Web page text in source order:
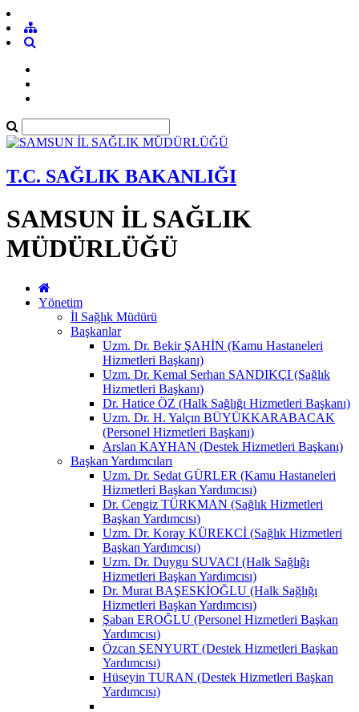
T.C. SAĞLIK BAKANLIĞI
SAMSUN İL SAĞLIK
MÜDÜRLÜĞÜ
Yönetim
İl Sağlık Müdürü
Başkanlar
Uzm. Dr. Bekir ŞAHİN (Kamu Hastaneleri
Hizmetleri Başkanı)
Uzm. Dr. Kemal Serhan SANDIKÇI (Sağlık
Hizmetleri Başkanı)
Dr. Hatice ÖZ (Halk Sağlığı Hizmetleri Başkanı)
Uzm. Dr. H. Yalçın BÜYÜKKARABACAK
(Personel Hizmetleri Başkanı)
Arslan KAYHAN (Destek Hizmetleri Başkanı)
Başkan Yardımcıları
Uzm. Dr. Sedat GÜRLER (Kamu Hastaneleri
Hizmetleri Başkan Yardımcısı)
Dr. Cengiz TÜRKMAN (Sağlık Hizmetleri
Başkan Yardımcısı)
Uzm. Dr. Koray KÜREKCİ (Sağlık Hizmetleri
Başkan Yardımcısı)
Uzm. Dr. Duygu SUVACI (Halk Sağlığı
Hizmetleri Başkan Yardımcısı)
Dr. Murat BAŞESKİOĞLU (Halk Sağlığı
Hizmetleri Başkan Yardımcısı)
Şaban EROĞLU (Personel Hizmetleri Başkan
Yardımcısı)
Özcan ŞENYURT (Destek Hizmetleri Başkan
Yardımcısı)
Hüseyin TURAN (Destek Hizmetleri Başkan
Yardımcısı)